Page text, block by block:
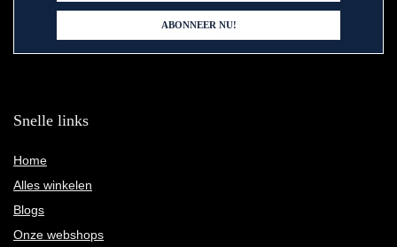
Snelle links
Home
Alles winkelen
Blogs
Onze webshops